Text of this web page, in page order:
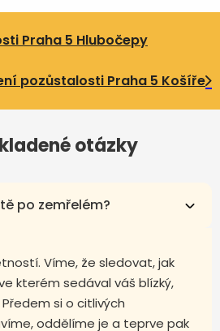
Praha 5 Hlubočepy
pozůstalosti Praha 5 Košíře
otázky
po zemřelém?
Víme, že sledovat, jak
kterém sedával váš blízký,
si o citlivých
oddělíme je a teprve pak